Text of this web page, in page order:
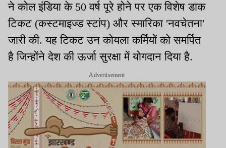
ने कोल इंडिया के 50 वर्ष पूरे होने पर एक विशेष डाक
टिकट (कस्टमाइज्ड स्टांप) और स्मारिका 'नवचेतना'
जारी की. यह टिकट उन कोयला कर्मियों को समर्पित
है जिन्होंने देश की ऊर्जा सुरक्षा में योगदान दिया है.
Advertisement